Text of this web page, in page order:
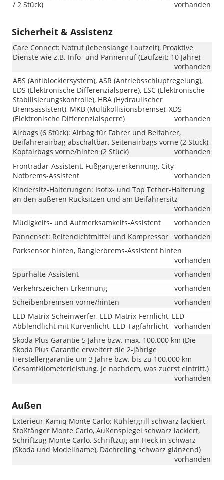
/ 2 Stück)
vorhanden
Sicherheit & Assistenz
Care Connect: Notruf (lebenslange Laufzeit), Proaktive
Dienste wie z.B. Info- und Pannenruf (Laufzeit: 10 Jahre),
vorhanden
ABS (Antiblockiersystem), ASR (Antriebsschlupfregelung),
EDS (Elektronische Differenzialsperre), ESC (Elektronische
Stabilisierungskontrolle), HBA (Hydraulischer
Bremsassistent), MKB (Multikollisionsbremse), XDS
(Elektronische Differenzialsperre)
vorhanden
Airbags (6 Stück): Airbag für Fahrer und Beifahrer,
Beifahrerairbag abschaltbar, Seitenairbags vorne (2 Stück),
Kopfairbags vorne/hinten (2 Stück)
vorhanden
Frontradar-Assistent, Fußgängererkennung, City-
Notbrems-Assistent
vorhanden
Kindersitz-Halterungen: Isofix- und Top Tether-Halterung
an den äußeren Rücksitzen und am Beifahrersitz
vorhanden
Müdigkeits- und Aufmerksamkeits-Assistent
vorhanden
Pannenset: Reifendichtmittel und Kompressor
vorhanden
Parksensor hinten, Rangierbrems-Assistent hinten
vorhanden
Spurhalte-Assistent
vorhanden
Verkehrszeichen-Erkennung
vorhanden
Scheibenbremsen vorne/hinten
vorhanden
LED-Matrix-Scheinwerfer, LED-Matrix-Fernlicht, LED-
Abblendlicht mit Kurvenlicht, LED-Tagfahrlicht
vorhanden
Skoda Plus Garantie 5 Jahre bzw. max. 100.000 km (Die
Skoda Plus Garantie erweitert die 2-jährige
Herstellergarantie um 3 Jahre bzw. bis zu 100.000 km
Gesamtkilometerleistung. Je nachdem, was zuerst eintritt.)
vorhanden
Außen
Exterieur Kamiq Monte Carlo: Kühlergrill schwarz lackiert,
Stoßfänger Monte Carlo, Außenspiegel schwarz lackiert,
Schriftzug Monte Carlo, Schriftzug am Heck in schwarz
(Skoda und Modellname), Dachreling schwarz glänzend)
vorhanden